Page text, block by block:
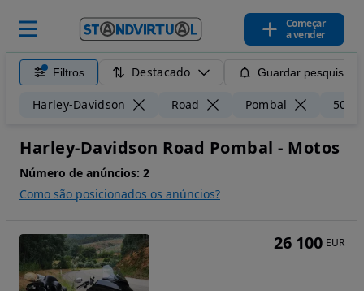
Começar
a vender
Filtros Destacado Guardar pesquisa
Harley-Davidson Road Pombal 50
Harley-Davidson Road Pombal - Motos
Número de anúncios: 2
Como são posicionados os anúncios?
26 100 EUR